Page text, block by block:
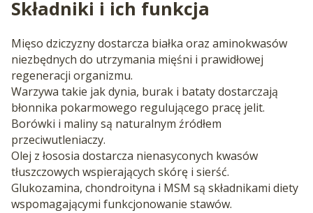
Składniki i ich funkcja
Mięso dziczyzny dostarcza białka oraz aminokwasów
niezbędnych do utrzymania mięśni i prawidłowej
regeneracji organizmu.
Warzywa takie jak dynia, burak i bataty dostarczają
błonnika pokarmowego regulującego pracę jelit.
Borówki i maliny są naturalnym źródłem
przeciwutleniaczy.
Olej z łososia dostarcza nienasyconych kwasów
tłuszczowych wspierających skórę i sierść.
Glukozamina, chondroityna i MSM są składnikami diety
wspomagającymi funkcjonowanie stawów.